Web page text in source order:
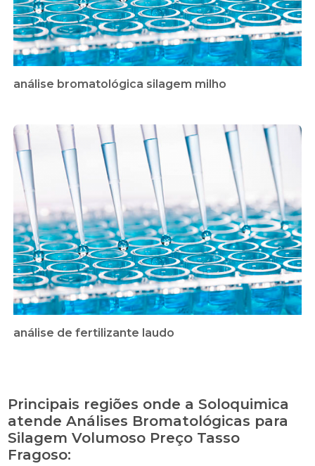
análise bromatológica silagem milho
análise de fertilizante laudo
Principais regiões onde a Soloquimica
atende Análises Bromatológicas para
Silagem Volumoso Preço Tasso
Fragoso: